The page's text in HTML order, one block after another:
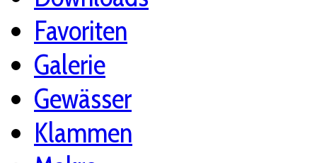
Favoriten
Galerie
Gewässer
Klammen